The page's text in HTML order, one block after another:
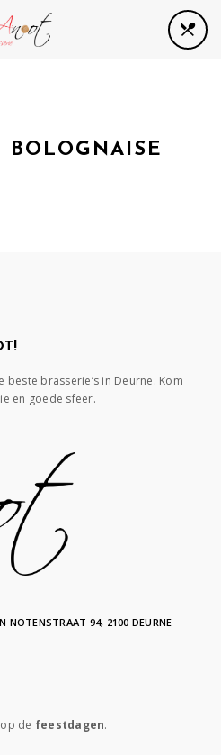
BOLOGNAISE
brasserie’s in Deurne. Kom
en goede sfeer.
NOTENSTRAAT 94, 2100 DEURNE
de feestdagen.